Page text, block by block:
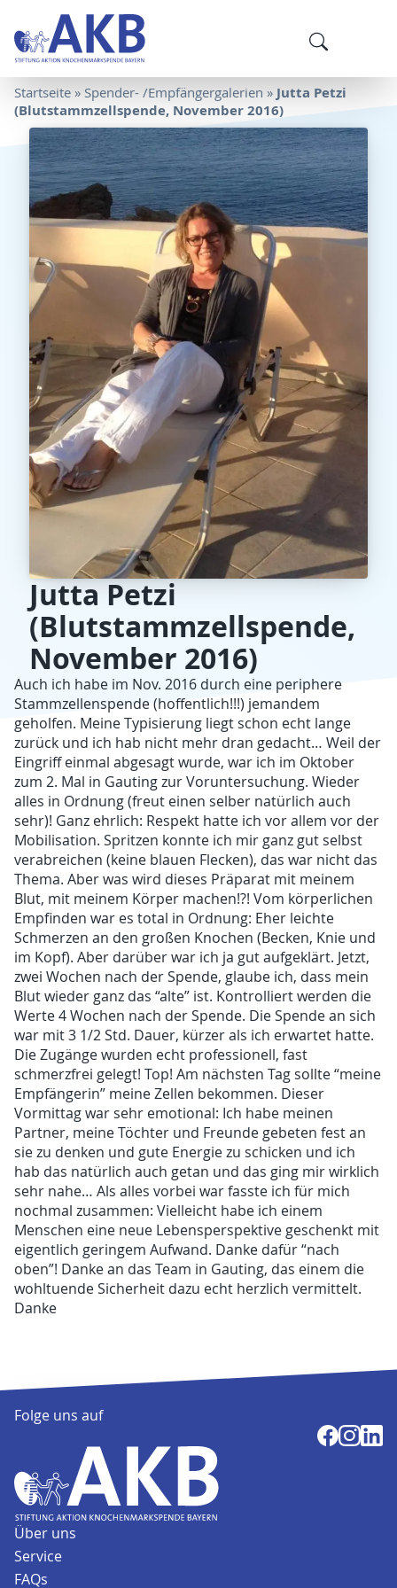
Startseite » Spender- /Empfängergalerien » Jutta Petzi
(Blutstammzellspende, November 2016)
Jutta Petzi
(Blutstammzellspende,
November 2016)
Auch ich habe im Nov. 2016 durch eine periphere
Stammzellenspende (hoffentlich!!!) jemandem
geholfen. Meine Typisierung liegt schon echt lange
zurück und ich hab nicht mehr dran gedacht… Weil der
Eingriff einmal abgesagt wurde, war ich im Oktober
zum 2. Mal in Gauting zur Voruntersuchung. Wieder
alles in Ordnung (freut einen selber natürlich auch
sehr)! Ganz ehrlich: Respekt hatte ich vor allem vor der
Mobilisation. Spritzen konnte ich mir ganz gut selbst
verabreichen (keine blauen Flecken), das war nicht das
Thema. Aber was wird dieses Präparat mit meinem
Blut, mit meinem Körper machen!?! Vom körperlichen
Empfinden war es total in Ordnung: Eher leichte
Schmerzen an den großen Knochen (Becken, Knie und
im Kopf). Aber darüber war ich ja gut aufgeklärt. Jetzt,
zwei Wochen nach der Spende, glaube ich, dass mein
Blut wieder ganz das “alte” ist. Kontrolliert werden die
Werte 4 Wochen nach der Spende. Die Spende an sich
war mit 3 1/2 Std. Dauer, kürzer als ich erwartet hatte.
Die Zugänge wurden echt professionell, fast
schmerzfrei gelegt! Top! Am nächsten Tag sollte “meine
Empfängerin” meine Zellen bekommen. Dieser
Vormittag war sehr emotional: Ich habe meinen
Partner, meine Töchter und Freunde gebeten fest an
sie zu denken und gute Energie zu schicken und ich
hab das natürlich auch getan und das ging mir wirklich
sehr nahe… Als alles vorbei war fasste ich für mich
nochmal zusammen: Vielleicht habe ich einem
Menschen eine neue Lebensperspektive geschenkt mit
eigentlich geringem Aufwand. Danke dafür “nach
oben”! Danke an das Team in Gauting, das einem die
wohltuende Sicherheit dazu echt herzlich vermittelt.
Danke
Folge uns auf
Über uns
Service
FAQs